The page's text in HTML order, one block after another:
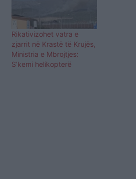
Rikativizohet vatra e
zjarrit në Krastë të Krujës,
Ministria e Mbrojtjes:
S’kemi helikopterë